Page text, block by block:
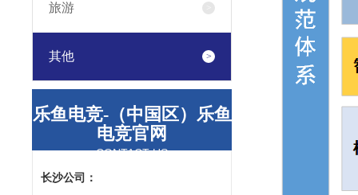
旅游
其他
乐鱼电竞-（中国区）乐鱼
电竞官网
CONTACT US
长沙公司：